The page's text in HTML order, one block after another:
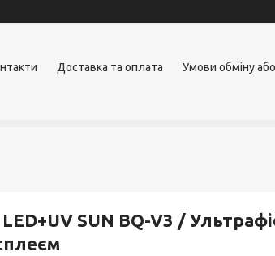
Доставка та оплата Умови обміну
SUN BQ-V3 /